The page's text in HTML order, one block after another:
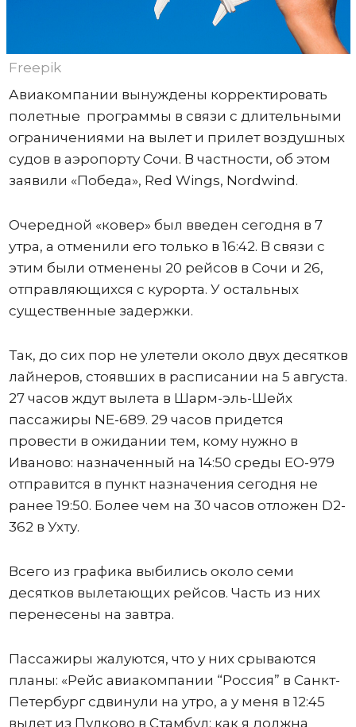
Freepik
Авиакомпании вынуждены корректировать
полетные программы в связи с длительными
ограничениями на вылет и прилет воздушных
судов в аэропорту Сочи. В частности, об этом
заявили «Победа», Red Wings, Nordwind.
Очередной «ковер» был введен сегодня в 7
утра, а отменили его только в 16:42. В связи с
этим были отменены 20 рейсов в Сочи и 26,
отправляющихся с курорта. У остальных
существенные задержки.
Так, до сих пор не улетели около двух десятков
лайнеров, стоявших в расписании на 5 августа.
27 часов ждут вылета в Шарм-эль-Шейх
пассажиры NE-689. 29 часов придется
провести в ожидании тем, кому нужно в
Иваново: назначенный на 14:50 среды ЕО-979
отправится в пункт назначения сегодня не
ранее 19:50. Более чем на 30 часов отложен D2-
362 в Ухту.
Всего из графика выбились около семи
десятков вылетающих рейсов. Часть из них
перенесены на завтра.
Пассажиры жалуются, что у них срываются
планы: «Рейс авиакомпании “Россия” в Санкт-
Петербург сдвинули на утро, а у меня в 12:45
вылет из Пулково в Стамбул: как я должна